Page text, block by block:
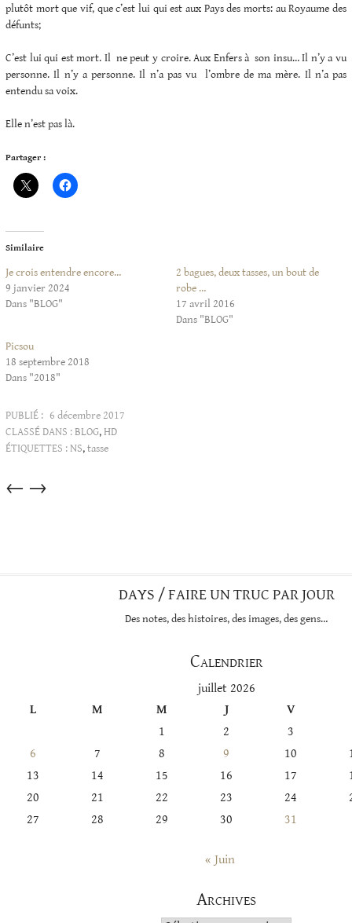
plutôt mort que vif, que c’est lui qui est aux Pays des morts: au Royaume des
défunts;
C’est lui qui est mort. Il ne peut y croire. Aux Enfers à son insu… Il n’y a vu
personne. Il n’y a personne. Il n’a pas vu l’ombre de ma mère. Il n’a pas
entendu sa voix.
Elle n’est pas là.
Partager :
Similaire
Je crois entendre encore…
9 janvier 2024
Dans "BLOG"
2 bagues, deux tasses, un bout de
robe …
17 avril 2016
Dans "BLOG"
Picsou
18 septembre 2018
Dans "2018"
PUBLIÉ : 6 décembre 2017
CLASSÉ DANS :BLOG,HD
ÉTIQUETTES :NS,tasse
Articles
→
←
DAYS / FAIRE UN TRUC PAR JOUR
Des notes, des histoires, des images, des gens…
Calendrier
juillet 2026
L
M M J
V
1
2
3
6
7 8 9 10
13
14 15 16 17
20
21 22 23 24
27
28 29 30 31
« Juin
Archives